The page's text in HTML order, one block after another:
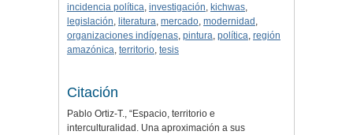
incidencia política, investigación, kichwas,
legislación, literatura, mercado, modernidad ,
organizaciones indígenas, pintura, política, región
amazónica, territorio, tesis
Citación
Pablo Ortiz-T., “Espacio, territorio e
interculturalidad. Una aproximación a sus